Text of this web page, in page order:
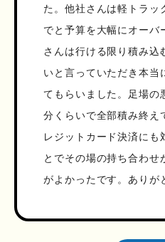
た。他社さんは軽トラッ
でと予算を大幅にオーバ
さんは行ける限り積み込
いと言っていただき本当
てもらいました。足場の
分くらいで全部積み終え
レジットカード決済にも
とでその場の持ち合わせ
がよかったです。ありが